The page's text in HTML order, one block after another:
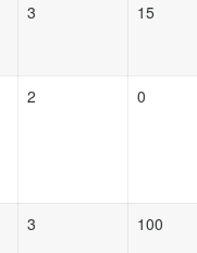
3 15
2 0
3 100